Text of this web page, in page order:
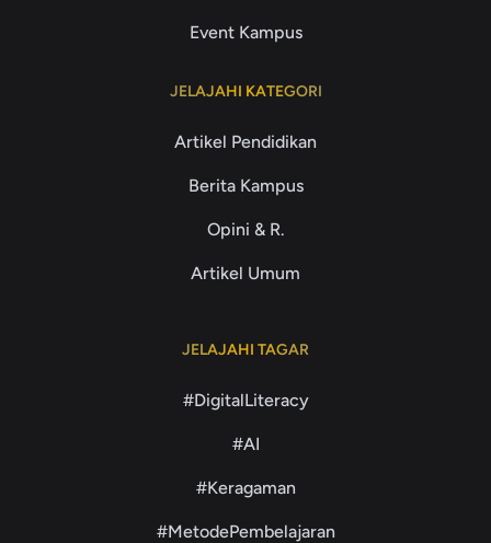
Event Kampus
JELAJAHI KATEGORI
Artikel Pendidikan
Berita Kampus
Opini & R.
Artikel Umum
JELAJAHI TAGAR
#DigitalLiteracy
#AI
#Keragaman
#MetodePembelajaran